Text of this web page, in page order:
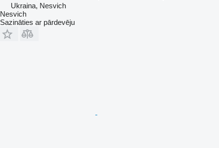
Ukraina, Nesvich
Nesvich
Sazināties ar pārdevēju